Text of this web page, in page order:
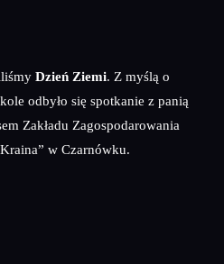
Dzień Ziemi. Z myślą o
odbyło się spotkanie z panią
Zakładu Zagospodarowania
w Czarnówku.